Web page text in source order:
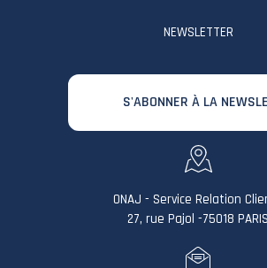
NEWSLETTER
S'ABONNER À LA
ONAJ - Service Relation
27, rue Pajol -75018 PARIS